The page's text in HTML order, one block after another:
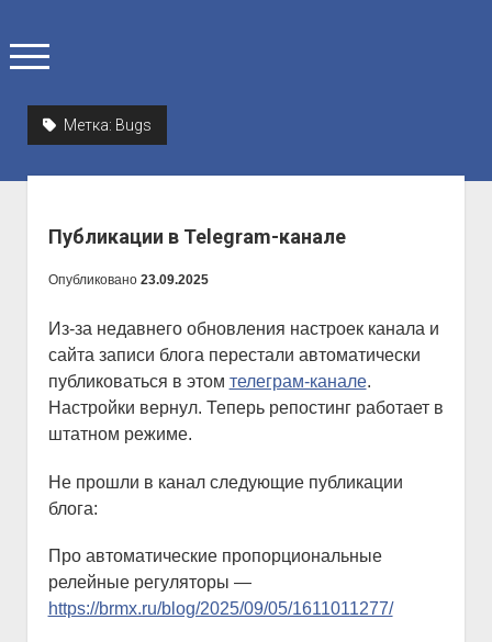
о
т
Главная
Блог
Библиотека
Контакты
Обо мне
Полезные ссылки
Написать мне
Метка: Bugs
Публикации в Telegram-канале
Опубликовано 23.09.2025
Из-за недавнего обновления настроек канала и
сайта записи блога перестали автоматически
публиковаться в этом телеграм-канале.
Настройки вернул. Теперь репостинг работает в
штатном режиме.
Не прошли в канал следующие публикации
блога:
Про автоматические пропорциональные
релейные регуляторы —
https://brmx.ru/blog/2025/09/05/1611011277/